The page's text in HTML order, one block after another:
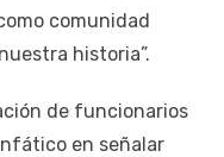
comunidad
historia”.
de funcionarios
en señalar